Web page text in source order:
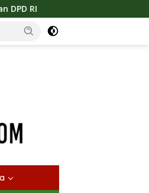
Musim Kemarau PT Pada Idi